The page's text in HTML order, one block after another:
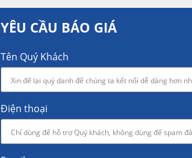
YÊU CẦU BÁO GIÁ
Tên Quý Khách
Điện thoại